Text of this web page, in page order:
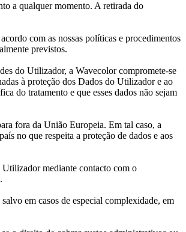
a qualquer momento. A retirada do
com as nossas políticas e procedimentos
previstos.
do Utilizador, a Wavecolor compromete-se
à proteção dos Dados do Utilizador e ao
do tratamento e que esses dados não sejam
fora da União Europeia. Em tal caso, a
no que respeita a proteção de dados e aos
mediante contacto com o
em casos de especial complexidade, em